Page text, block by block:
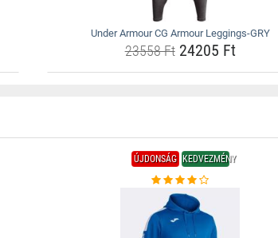
Under Armour CG Armour Leggings-GRY
23558 Ft24205 Ft
ÚJDONSÁG KEDVEZMÉNY